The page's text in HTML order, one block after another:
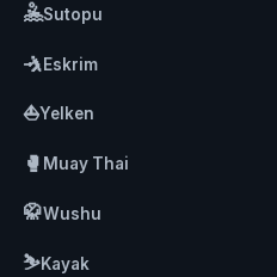
🤽Sutopu
🤺Eskrim
⛵Yelken
🥊 Muay Thai
🥋Wushu
⛷️Kayak